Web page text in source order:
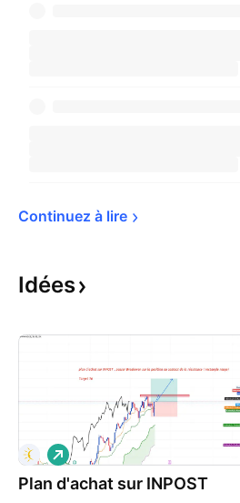
Continuez à lire
Idées
Plan d'achat sur INPOST
L
o
n